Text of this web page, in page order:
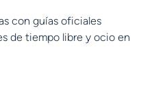
con guías oficiales
de tiempo libre y ocio en